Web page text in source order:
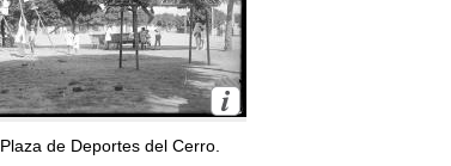
Plaza de Deportes del Cerro.